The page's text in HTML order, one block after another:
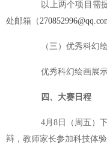
以上两个项目需提
处邮箱（
（三）优秀科幻绘
优秀科幻绘画展示
四、大赛日程
4月8日（周五）下
辩，教师家长参加科技体验